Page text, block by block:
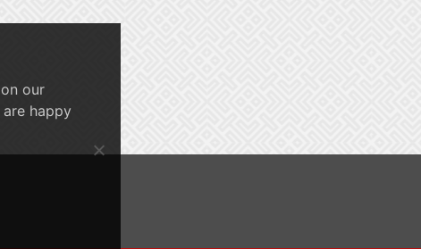
our
happy